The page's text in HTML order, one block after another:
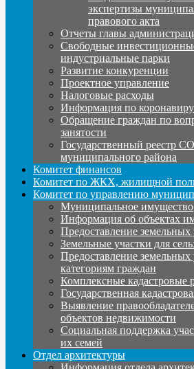
экспертизы
правового акта
Отчеты главы
Свободные
индустриальные парки
Развитие конкуренции
Проектное управление
Налоговые расходы
Информация по
Обращение граждан по
занятости
Государственный реестр
муниципального района
Комитет финансов
Комитет по ЖКХ, жилищной
Комитет по управлению
Муниципальное имущество
Информация об объектах
Предоставление земельных
Земельные участки для
Предоставление земельных
категориям граждан
Комплексные кадастровые
Государственная
Выявление
объектов недвижимости
Социальная поддержка
их семей
Отдел архитектуры